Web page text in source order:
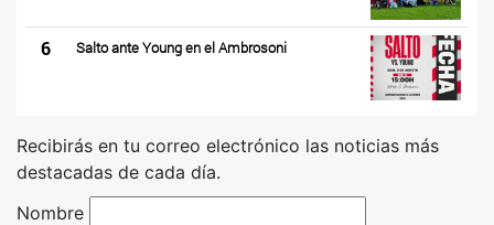
6 Salto ante Young en el Ambrosoni
Recibirás en tu correo electrónico las noticias más
destacadas de cada día.
Nombre